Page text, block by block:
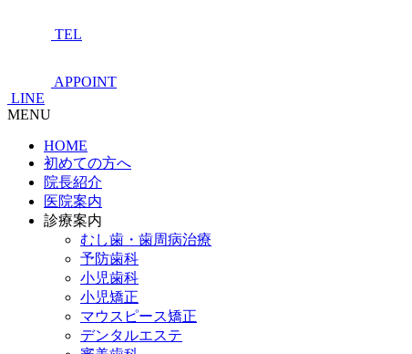
TEL
APPOINT
LINE
MENU
HOME
初めての方へ
院長紹介
医院案内
診療案内
むし歯・歯周病治療
予防歯科
小児歯科
小児矯正
マウスピース矯正
デンタルエステ